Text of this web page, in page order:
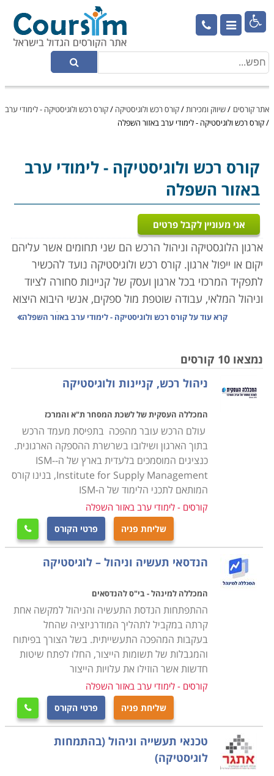

אתר קורסים /שיווק ומכירות/קורס רכש ולוגיסטיקה /קורס רכש ולוגיסטיקה - לימודי ערב
/קורס רכש ולוגיסטיקה - לימודי ערב באזור השפלה
קורס רכש ולוגיסטיקה - לימודי ערב
באזור השפלה
אני מעוניין לקבל פרטים
ארגון הלוגסטיקה וניהול הרכש הם שני תחומים אשר עליהם
יקום או ייפול ארגון. קורס רכש ולוגיסטיקה נועד להכשיר
לתפקיד המרכזי בכל ארגון ועסק של קניינות סחורה לציוד
וניהול המלאי, עבודה שוטפת מול ספקים, אנשי היבוא היצוא
והעובדים באופן מדויק, הדורש תיאום אחיד עם כל הגורמים
הנושאים הנלמדים בקורס הם ניהול המשאב האנושי, ניהול
איכות, ארגון ותפעול מלאי העסק, ניהול הצד הפיננסי,
עריכת חוזים ומציאת התאמה בין הצרכים של העסק ליכולת
התקציבית, שכן עסק שאינו מנהל את הרכש באופן תקין,
עשוי מהר מאוד להיקלע לקשיים שלעתים בלתי הפיכים.
הקורס אינו דורש כל ידע מוקדם, אך עם זאת נדרשת יכולת
ארגון וניהול שכן, מדובר בתפקיד עם הרבה אחריות, והבנה,
הן פיננסית והן משפטית, שכן, ככל שהארגון מורכב יותר, כך
יש משמעות רבה יותר לכל רכישה כמו גם לניהול המלאי
ולכן אמנם אין תנאי קבלה אך נדרשים כישורים אישיים על
מנת להצליח בתפקיד מרכזי זה.
במסגרת הקורס מועברים תכנים להכנת תכנית רכש, הכנת
הצעת מחיר באופן יעיל ואפקטיבי לארגון, תהליכי משא ומתן,
ניהול קשרי ושיתופי פעולה עם ספקים תוך הקפדה על כל
הנהלים והכללים המשפטיים בתחום הסחר והמיסוי מול
ספקים מקומיים ובינלאומיים.
עבור מי מתאימים הלימודים
קורס רכש ולוגיסטיקה אורך כשנה אחת, כאשר הוא מתנהל
בהתאם לתכנית של התמ"ת, והתעודה אף היא ניתנת
מטעם התמ"ת. בסיום הקורס אפשר לעסוק במקצוע במגוון
של מקומות עבודה, שכן בכל ארגון גדול קיימת מחלקה
קרא עוד עלקורס רכש ולוגיסטיקה - לימודי ערב באזור השפלה
נמצאו 10 קורסים
ניהול רכש, קניינות ולוגיסטיקה
המכללה העסקית של לשכת המסחר ת"א והמרכז
עולם הרכש עובר מהפכה בתפיסת מעמד הרכש
בתוך הארגון ושילובו בשרשרת ההספקה הארגונית.
כנציגים המוסמכים בלעדית בארץ של ה-ISM-
Institute for Supply Management, בנינו קורס
המותאם לתכני הלימוד של ה-ISM
קורסים - לימודי ערב באזור השפלה
שליחת פניה פרטי הקורס 
הנדסאי תעשיה וניהול – לוגיסטיקה
המכללה למינהל - בי"ס להנדסאים
ההתפתחות הנדסת התעשיה והניהול למקשה אחת
קרתה במקביל לתהליך המודרניזציה שהחל
בעקבות המהפכה התעשייתית. בשל הצורך בפיתוח
והמגבלות של תשומות הייצור, החלו לפתח שיטות
חדשות אשר הוזילו את עלויות הייצור
קורסים - לימודי ערב באזור השפלה
שליחת פניה פרטי הקורס 
טכנאי תעשייה וניהול (בהתמחות
לוגיסטיקה)